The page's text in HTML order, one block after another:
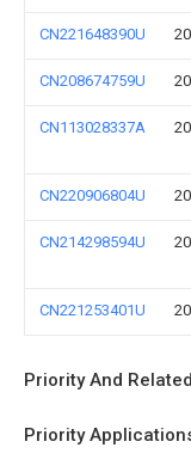
CN221648390U
CN208674759U
CN113028337A
CN220906804U
CN214298594U
CN221253401U
Priority And
Priority